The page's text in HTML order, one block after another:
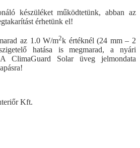
készüléket működtetünk, abban az
érhetünk el!
az 1.0 W/m2k értéknél (24 mm – 2
hatása is megmarad, a nyári
ClimaGuard Solar üveg jelmondata